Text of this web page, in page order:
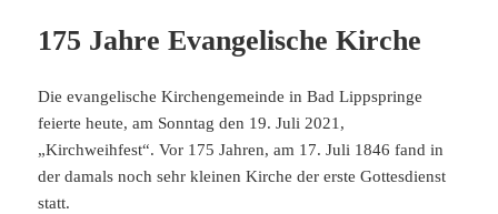
175 Jahre Evangelische Kirche
Die evangelische Kirchengemeinde in Bad Lippspringe
feierte heute, am Sonntag den 19. Juli 2021,
„Kirchweihfest“. Vor 175 Jahren, am 17. Juli 1846 fand in
der damals noch sehr kleinen Kirche der erste Gottesdienst
statt.